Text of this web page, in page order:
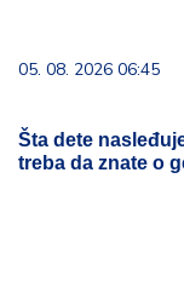
05. 08. 2026 06:45
Šta dete
treba da znate o